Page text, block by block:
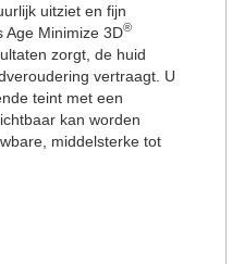
uitziet en fijn
Age Minimize 3D®
zorgt, de huid
vertraagt. U
teint met een
kan worden
middelsterke tot